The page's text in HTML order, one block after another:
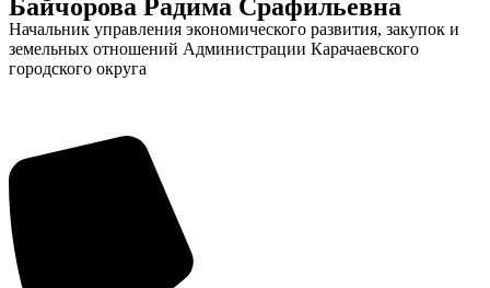
Байчорова Радима Срафильевна
Начальник управления экономического развития, закупок и
земельных отношений Администрации Карачаевского
городского округа